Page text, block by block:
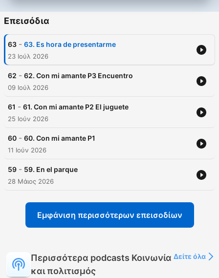
Επεισόδια
63 - 63. Es hora de presentarme
23 Ιούλ 2026
62 - 62. Con mi amante P3 Encuentro
09 Ιούλ 2026
61 - 61. Con mi amante P2 El juguete
25 Ιούν 2026
60 - 60. Con mi amante P1
11 Ιούν 2026
59 - 59. En el parque
28 Μάιος 2026
Εμφάνιση περισσότερων επεισοδίων
Περισσότερα podcasts Κοινωνία
και πολιτισμός
Δείτε όλα